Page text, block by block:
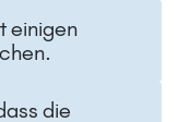
einigen
die